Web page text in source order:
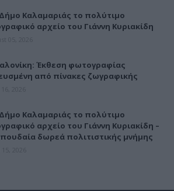
Καλαμαριάς το πολύτιμο
αρχείο του Γιάννη Κυριακίδη
Έκθεση φωτογραφίας
από πίνακες ζωγραφικής
Καλαμαριάς το πολύτιμο
αρχείο του Γιάννη Κυριακίδη –
δωρεά πολιτιστικής μνήμης